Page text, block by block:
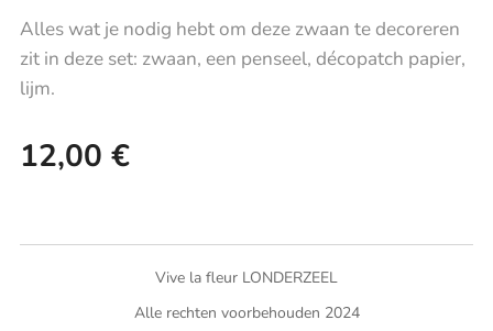
Alles wat je nodig hebt om deze zwaan te decoreren
zit in deze set: zwaan, een penseel, décopatch papier,
lijm.
12,00 €
Vive la fleur LONDERZEEL
Alle rechten voorbehouden 2024